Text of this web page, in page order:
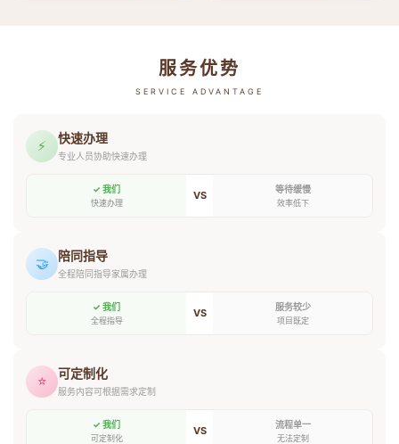
服务优势
SERVICE ADVANTAGE
⚡ 快速办理
专业人员协助快速办理
✓ 我们
快速办理
VS 等待缓慢
效率低下
🤝 陪同指导
全程陪同指导家属办理
✓ 我们
全程指导
VS 服务较少
项目既定
⭐ 可定制化
服务内容可根据需求定制
✓ 我们
可定制化
VS 流程单一
无法定制